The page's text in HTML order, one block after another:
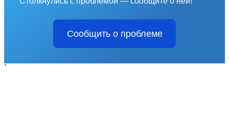
Сообщить о проблеме
`